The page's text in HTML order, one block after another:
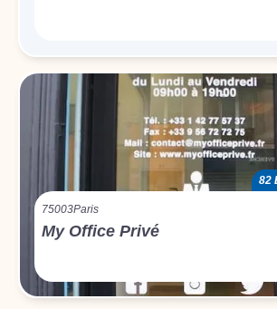
82
75003Paris
My Office Privé